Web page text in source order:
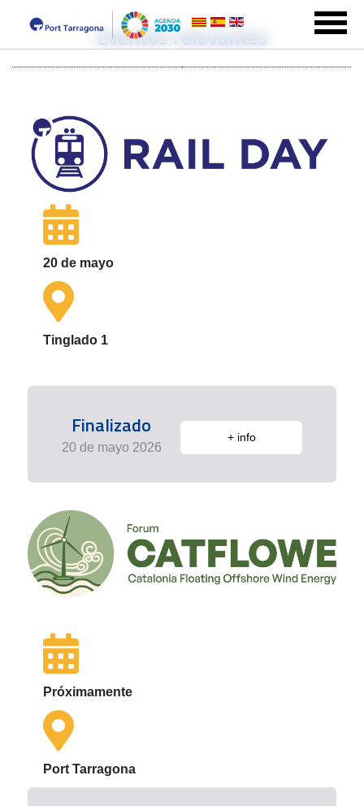
Eventos relevantes
20 de mayo
Tinglado 1
Finalizado
20 de mayo 2026
+ info
Próximamente
Port Tarragona